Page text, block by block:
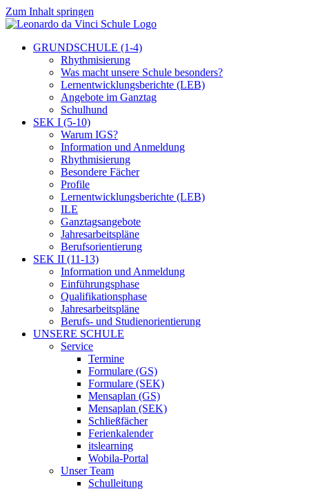
Zum Inhalt springen
GRUNDSCHULE (1-4)
Rhythmisierung
Was macht unsere Schule besonders?
Lernentwicklungsberichte (LEB)
Angebote im Ganztag
Schulhund
SEK I (5-10)
Warum IGS?
Information und Anmeldung
Rhythmisierung
Besondere Fächer
Profile
Lernentwicklungsberichte (LEB)
ILE
Ganztagsangebote
Jahresarbeitspläne
Berufsorientierung
SEK II (11-13)
Information und Anmeldung
Einführungsphase
Qualifikationsphase
Jahresarbeitspläne
Berufs- und Studienorientierung
UNSERE SCHULE
Service
Termine
Formulare (GS)
Formulare (SEK)
Mensaplan (GS)
Mensaplan (SEK)
Schließfächer
Ferienkalender
itslearning
Wobila-Portal
Unser Team
Schulleitung